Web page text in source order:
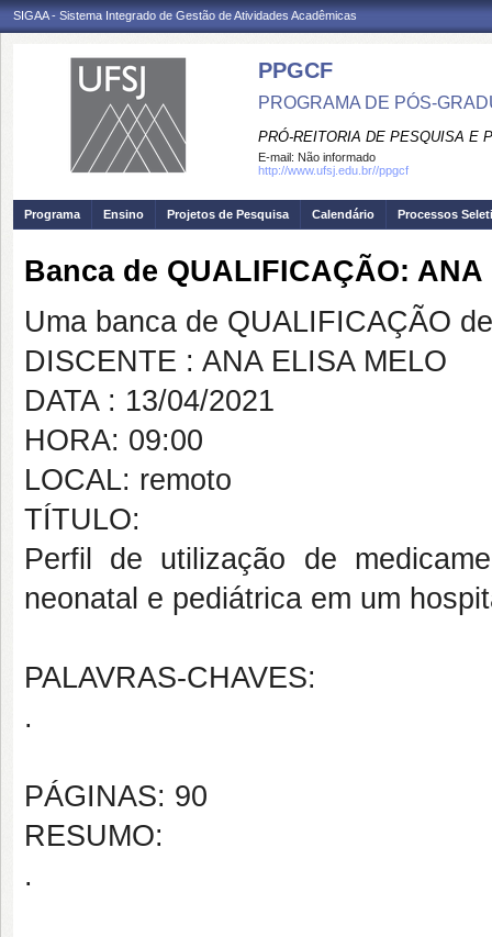
SIGAA - Sistema Integrado de Gestão de Atividades Acadêmicas
PPGCF
PROGRAMA DE PÓS-
PRÓ-REITORIA DE PESQUISA E
E-mail: Não informado
http://www.ufsj.edu.br//ppgcf
Programa Ensino Projetos de Pesquisa Calendário Processos
Banca de QUALIFICAÇÃO: ANA
Uma banca de QUALIFICAÇÃO
DISCENTE : ANA ELISA MELO
DATA : 13/04/2021
HORA: 09:00
LOCAL: remoto
TÍTULO:
Perfil de utilização de
neonatal e pediátrica em um
PALAVRAS-CHAVES:
.
PÁGINAS: 90
RESUMO:
.